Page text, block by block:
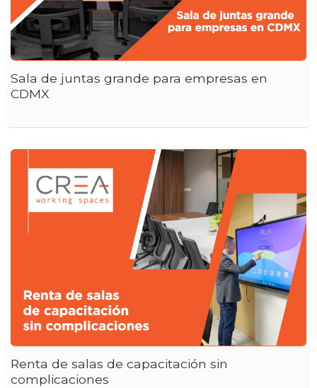
Sala de juntas grande para empresas en
CDMX
Renta de salas de capacitación sin
complicaciones